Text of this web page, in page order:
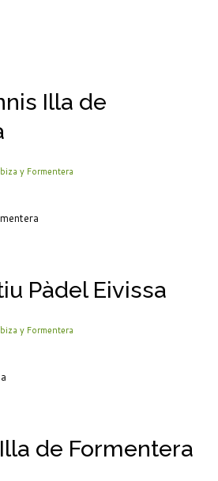
Illa de
y Formentera
Pàdel Eivissa
y Formentera
de Formentera